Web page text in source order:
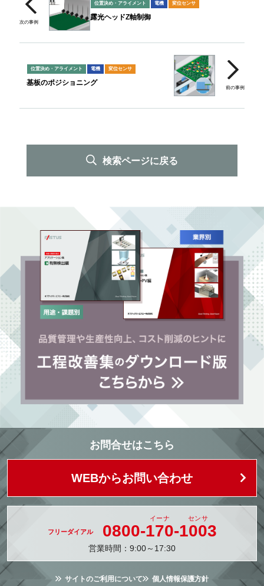
位置決め・アライメント 電機 変位センサ
露光ヘッドZ軸制御
位置決め・アライメント 電機 変位センサ
基板のポジショニング
検索ページに戻る
お問合せはこちら
WEBからお問い合わせ
0800-170-1003
営業時間：9:00～17:30
サイトのご利用について 個人情報保護方針